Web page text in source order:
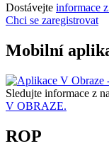
Dostávejte informace
Chci se zaregistrovat
Mobilní
Sledujte informace z
V OBRAZE.
ROP